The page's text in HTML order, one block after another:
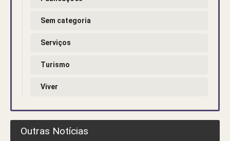
Sem categoria
Serviços
Turismo
Viver
Outras Notícias